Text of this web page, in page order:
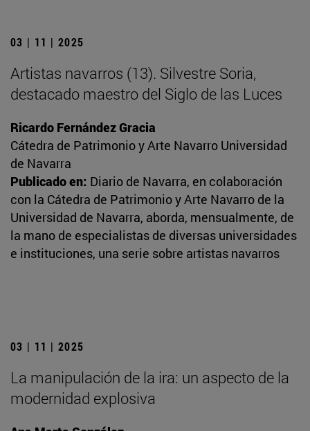
03 | 11 | 2025
Artistas navarros (13). Silvestre Soria,
destacado maestro del Siglo de las Luces
Ricardo Fernández Gracia
Cátedra de Patrimonio y Arte Navarro Universidad
de Navarra
Publicado en: Diario de Navarra, en colaboración
con la Cátedra de Patrimonio y Arte Navarro de la
Universidad de Navarra, aborda, mensualmente, de
la mano de especialistas de diversas universidades
e instituciones, una serie sobre artistas navarros
03 | 11 | 2025
La manipulación de la ira: un aspecto de la
modernidad explosiva